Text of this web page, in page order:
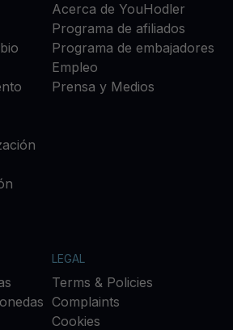
Acerca de YouHodler
Programa de afiliados
Programa de embajadores
Empleo
Prensa y Medios
LEGAL
Terms & Policies
Complaints
Cookies